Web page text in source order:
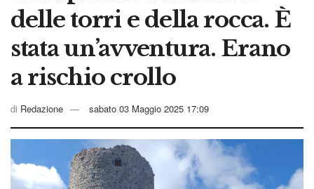
delle torri e della rocca. È
stata un’avventura. Erano
a rischio crollo
di Redazione sabato 03 Maggio 2025 17:09